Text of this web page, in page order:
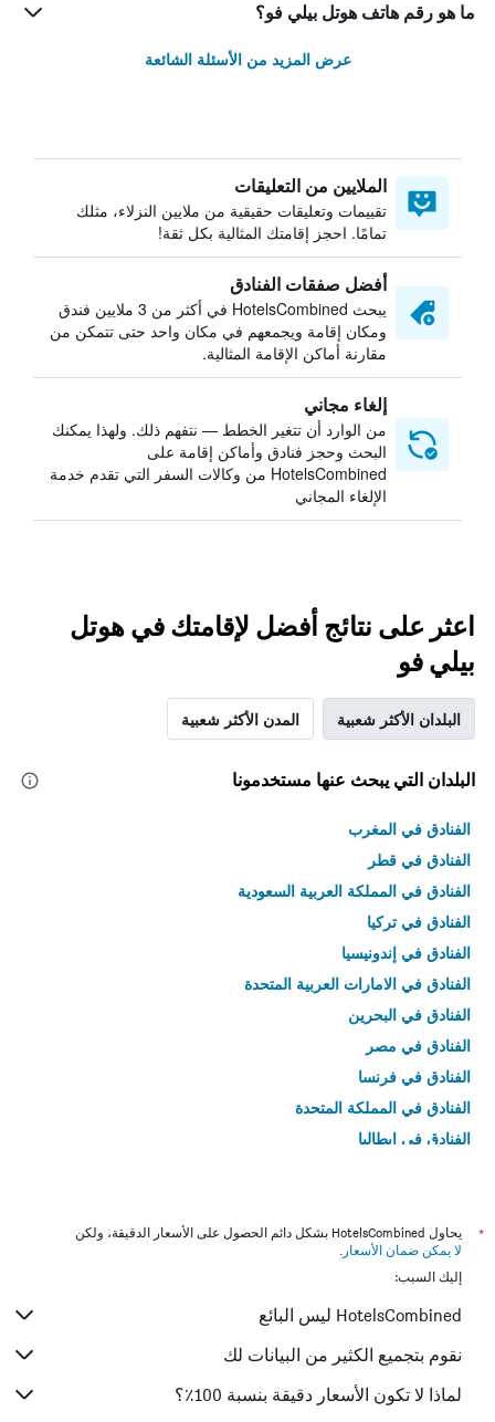
ما هو رقم هاتف هوتل بيلي فو؟
عرض المزيد من الأسئلة الشائعة
الملايين من التعليقات
تقييمات وتعليقات حقيقية من ملايين النزلاء، مثلك
تمامًا. احجز إقامتك المثالية بكل ثقة!
أفضل صفقات الفنادق
يبحث HotelsCombined في أكثر من 3 ملايين فندق
ومكان إقامة ويجمعهم في مكان واحد حتى تتمكن من
مقارنة أماكن الإقامة المثالية.
إلغاء مجاني
من الوارد أن تتغير الخطط — نتفهم ذلك. ولهذا يمكنك
البحث وحجز فنادق وأماكن إقامة على
HotelsCombined من وكالات السفر التي تقدم خدمة
الإلغاء المجاني
اعثر على نتائج أفضل لإقامتك في هوتل
بيلي فو
البلدان الأكثر شعبية المدن الأكثر شعبية
البلدان التي يبحث عنها مستخدمونا
الفنادق في المغرب
الفنادق في قطر
الفنادق في المملكة العربية السعودية
الفنادق في تركيا
الفنادق في إندونيسيا
الفنادق في الامارات العربية المتحدة
الفنادق في البحرين
الفنادق في مصر
الفنادق في فرنسا
الفنادق في المملكة المتحدة
الفنادق في إيطاليا
*
يحاول HotelsCombined بشكل دائم الحصول على الأسعار الدقيقة، ولكن
لا يمكن ضمان الأسعار .
إليك السبب:
HotelsCombined ليس البائع
نقوم بتجميع الكثير من البيانات لك
لماذا لا تكون الأسعار دقيقة بنسبة 100٪؟